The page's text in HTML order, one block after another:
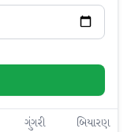
ગુંગરી બિયારણ